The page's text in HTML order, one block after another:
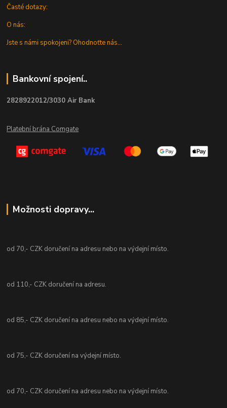
Časté dotazy:
O nás:
Jste s námi spokojeni? Ohodnoťte nás...
Bankovní spojení..
2828922012/3030 Air Bank
Platební brána Comgate
Možnosti dopravy...
od 70,- CZK doručení na adresu nebo na výdejní místo.
od 110,- CZK doručení na adresu.
od 85,- CZK doručení na adresu nebo na výdejní místo.
od 75,- CZK doručení na výdejní místo.
od 70,- CZK doručení na adresu nebo na výdejní místo.